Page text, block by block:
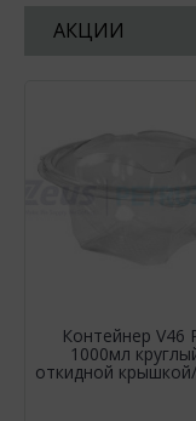
АКЦИИ
Контейнер V46
1000мл
откидной